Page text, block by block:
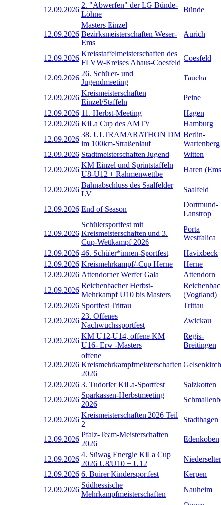
12.09.2026
2. "Abwerfen" der LG Bünde-
Löhne
Bünde
12.09.2026
Masters Einzel
Bezirksmeisterschaften Weser-
Ems
Aurich
12.09.2026
Kreisstaffelmeisterschaften des
FLVW-Kreises Ahaus-Coesfeld
Coesfeld
12.09.2026
26. Schüler- und
Jugendmeeting
Taucha
12.09.2026
Kreismeisterschaften
Einzel/Staffeln
Peine
12.09.2026 11. Herbst-Meeting
Hagen
12.09.2026 KiLa Cup des AMTV
Hamburg
12.09.2026
38. ULTRAMARATHON DM
im 100km-Straßenlauf
Berlin-
Wartenberg
12.09.2026 Stadtmeisterschaften Jugend
Witten
12.09.2026
KM Einzel und Sprintstaffeln
U8-U12 + Rahmenwettbe
Haren
12.09.2026
Bahnabschluss des Saalfelder
LV
Saalfeld
12.09.2026 End of Season
Dortmund-
Lanstrop
12.09.2026
Schülersportfest mit
Kreismeisterschaften und 3.
Cup-Wettkampf 2026
Porta
Westfalica
12.09.2026 46. Schüler*innen-Sportfest
Havixbeck
12.09.2026 Kreismehrkampf/-Cup Herne
Herne
12.09.2026 Attendorner Werfer Gala
Attendorn
12.09.2026
Reichenbacher Herbst-
Mehrkampf U10 bis Masters
(Vogtland)
12.09.2026 Sportfest Trittau
Trittau
12.09.2026
23. Offenes
Nachwuchssportfest
Zwickau
12.09.2026
KM U12-U14, offene KM
U16- Erw -Masters
Regis-
Breitingen
12.09.2026
offene
Kreismehrkampfmeisterschaften
2026
12.09.2026 3. Tudorfer KiLa-Sportfest
Salzkotten
12.09.2026
Sparkassen-Herbstmeeting
2026
12.09.2026
Kreismeisterschaften 2026 Teil
2
Stadthagen
12.09.2026
Pfalz-Team-Meisterschaften
2026
Edenkoben
12.09.2026
4. Süwag Energie KiLa Cup
2026 U8/U10 + U12
12.09.2026 6. Buirer Kindersportfest
Kerpen
12.09.2026
Südhessische
Mehrkampfmeisterschaften
Nauheim